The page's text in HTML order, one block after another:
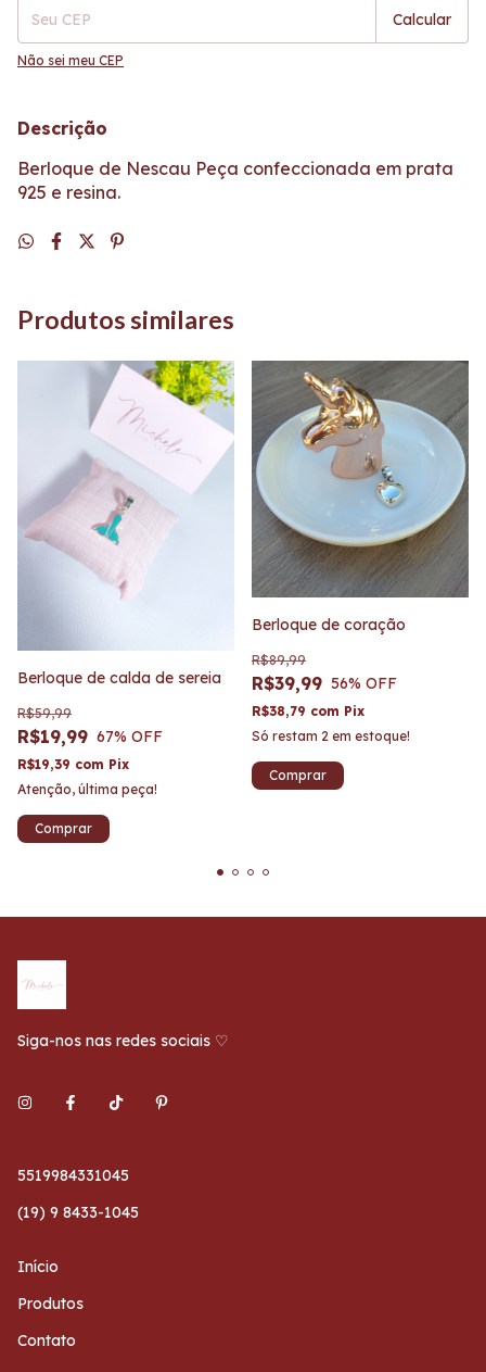
Calcular
Não sei meu CEP
Descrição
Berloque de Nescau Peça confeccionada em prata
925 e resina.
Produtos similares
Berloque de calda de sereia
R$19,99
R$59,99
67% OFF
R$19,39 com Pix
Atenção, última peça!
Berloque de coração
R$39,99
R$89,99
56% OFF
R$38,79 com Pix
Só restam 2 em estoque!
Siga-nos nas redes sociais ♡
5519984331045
(19) 9 8433-1045
Início
Produtos
Contato